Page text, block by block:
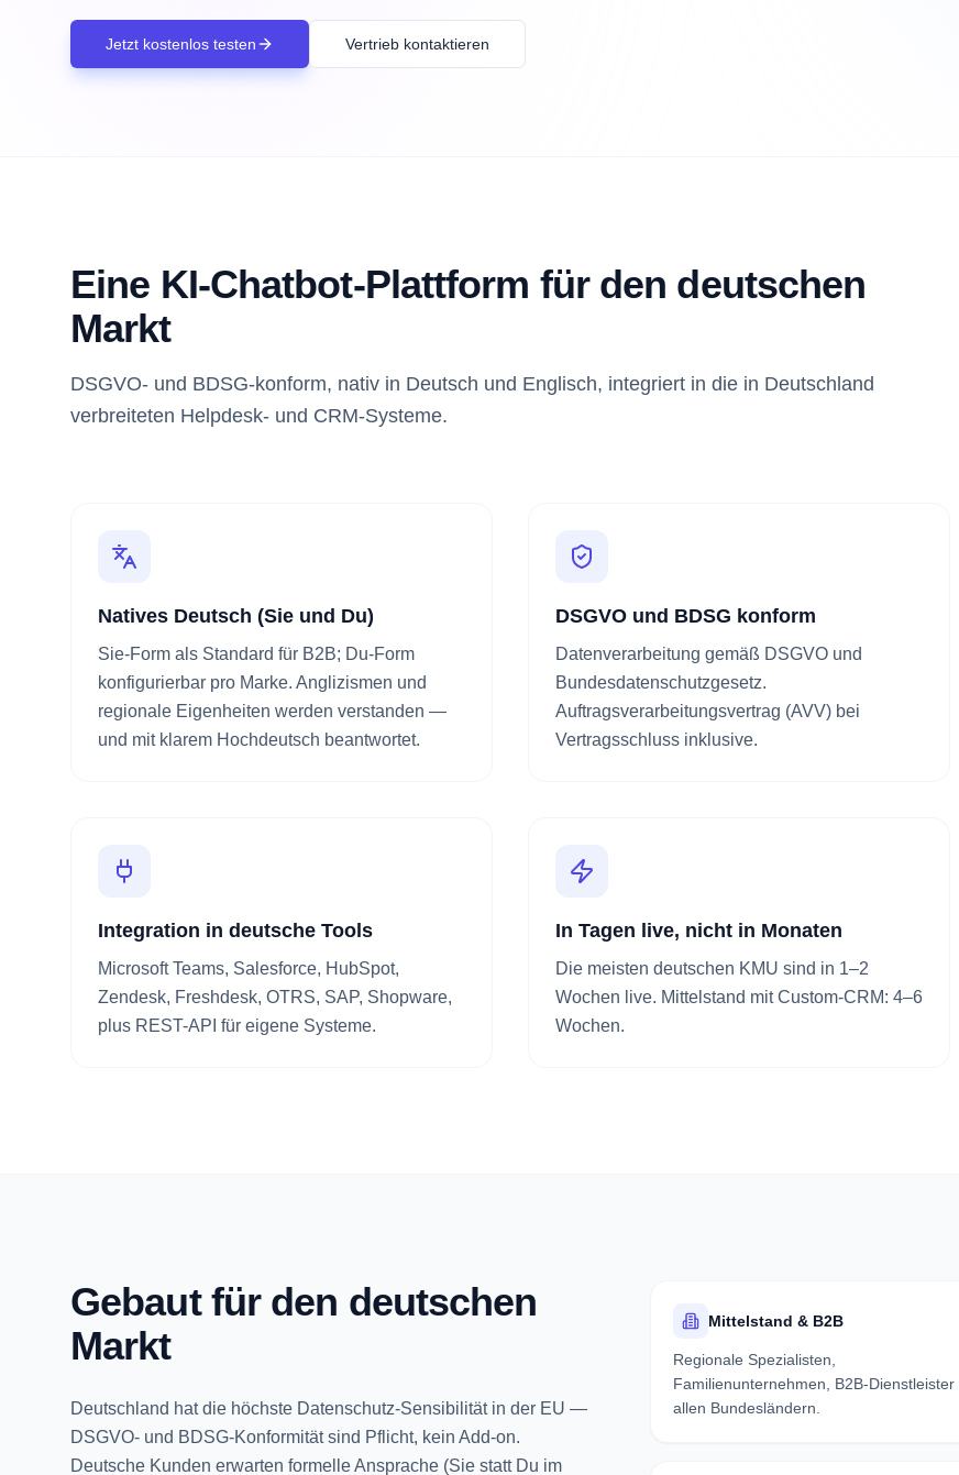
Jetzt kostenlos testen Vertrieb kontaktieren
Eine KI-Chatbot-Plattform für den deutschen
Markt
DSGVO- und BDSG-konform, nativ in Deutsch und Englisch, integriert in die in Deutschland
verbreiteten Helpdesk- und CRM-Systeme.
Natives Deutsch (Sie und Du)
Sie-Form als Standard für B2B; Du-Form
konfigurierbar pro Marke. Anglizismen und
regionale Eigenheiten werden verstanden —
und mit klarem Hochdeutsch beantwortet.
DSGVO und BDSG konform
Datenverarbeitung gemäß DSGVO und
Bundesdatenschutzgesetz.
Auftragsverarbeitungsvertrag (AVV) bei
Vertragsschluss inklusive.
Integration in deutsche Tools
Microsoft Teams, Salesforce, HubSpot,
Zendesk, Freshdesk, OTRS, SAP, Shopware,
plus REST-API für eigene Systeme.
In Tagen live, nicht in Monaten
Die meisten deutschen KMU sind in 1–2
Wochen live. Mittelstand mit Custom-CRM: 4–6
Wochen.
Gebaut für den deutschen
Markt
Deutschland hat die höchste Datenschutz-Sensibilität in der EU —
DSGVO- und BDSG-Konformität sind Pflicht, kein Add-on.
Deutsche Kunden erwarten formelle Ansprache (Sie statt Du im
Mittelstand & B2B
Regionale Spezialisten,
Familienunternehmen, B2B-Dienstleister
allen Bundesländern.